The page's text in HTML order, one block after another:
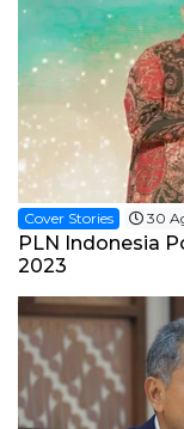
Cover Stories 30
PLN Indonesia
2023